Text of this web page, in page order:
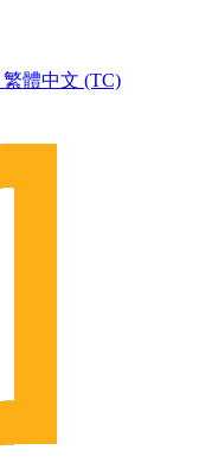
繁體中文 (TC)